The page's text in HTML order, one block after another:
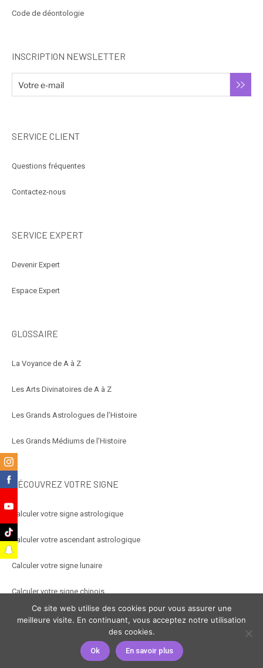
Code de déontologie
INSCRIPTION NEWSLETTER
SERVICE CLIENT
Questions fréquentes
Contactez-nous
SERVICE EXPERT
Devenir Expert
Espace Expert
GLOSSAIRE
La Voyance de A à Z
Les Arts Divinatoires de A à Z
Les Grands Astrologues de l’Histoire
Les Grands Médiums de l’Histoire
DÉCOUVREZ VOTRE SIGNE
Calculer votre signe astrologique
Calculer votre ascendant astrologique
Calculer votre signe lunaire
Calculer votre signe chinois
Calculer votre signe arabe
Ce site web utilise des cookies pour vous assurer une
meilleure visite. En continuant, vous acceptez notre utilisation
des cookies.
Ok En savoir plus